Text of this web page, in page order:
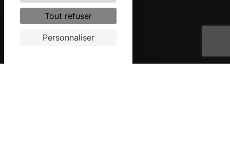
Tout refuser
Personnaliser